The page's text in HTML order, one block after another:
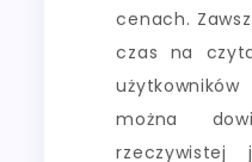
cenach.
czas na
można
rzeczywistej